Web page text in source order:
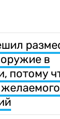
в
потому